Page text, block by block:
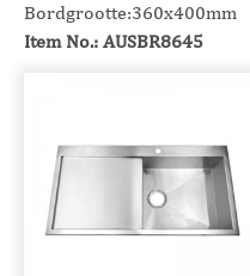
Bordgrootte:360x400mm
Item No.: AUSBR8645